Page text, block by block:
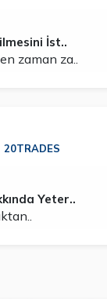
İst..
zaman za..
20TRADES
Yeter..